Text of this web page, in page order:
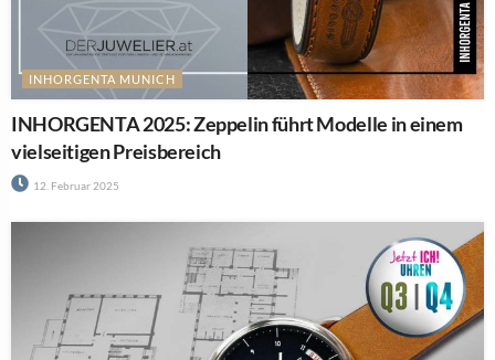
INHORGENTA MUNICH
INHORGENTA 2025: Zeppelin führt Modelle in einem
vielseitigen Preisbereich
12. Februar 2025